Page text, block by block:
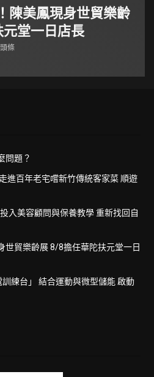
陳美鳳現身世貿樂齡
堂一日店長
條
問題？
進百年老宅嚐新竹傳統客家菜 順遊
入美容顧問與保養教學 重新找回自
世貿樂齡展 8/8擔任華陀扶元堂一日
練台」 結合運動與微型儲能 啟動